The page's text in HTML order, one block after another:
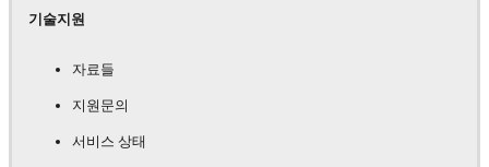
기술지원
자료들
지원문의
서비스 상태